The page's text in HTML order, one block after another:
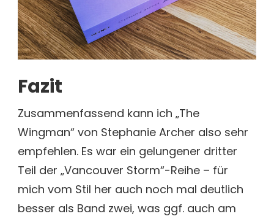
Fazit
Zusammenfassend kann ich „The
Wingman“ von Stephanie Archer also sehr
empfehlen. Es war ein gelungener dritter
Teil der „Vancouver Storm“-Reihe – für
mich vom Stil her auch noch mal deutlich
besser als Band zwei, was ggf. auch am